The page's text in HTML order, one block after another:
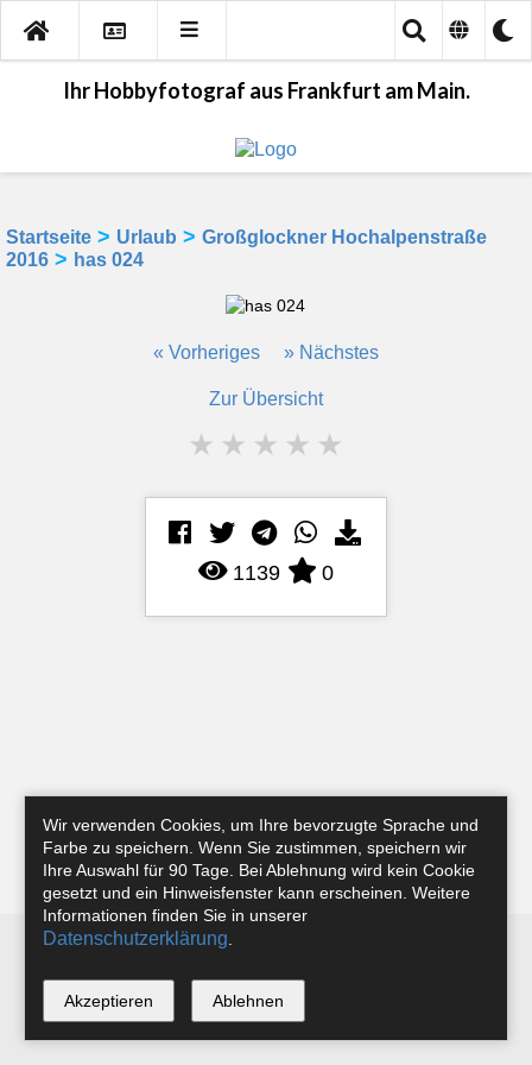
Ihr Hobbyfotograf aus Frankfurt am Main.
Startseite > Urlaub > Großglockner Hochalpenstraße
2016 > has 024
« Vorheriges » Nächstes
Zur Übersicht
★ ★ ★ ★ ★
1139 0
Instagram
*
Wir verwenden Cookies, um Ihre bevorzugte Sprache und
Farbe zu speichern. Wenn Sie zustimmen, speichern wir
Ihre Auswahl für 90 Tage. Bei Ablehnung wird kein Cookie
gesetzt und ein Hinweisfenster kann erscheinen. Weitere
Informationen finden Sie in unserer
Datenschutzerklärung
Akzeptieren Ablehnen